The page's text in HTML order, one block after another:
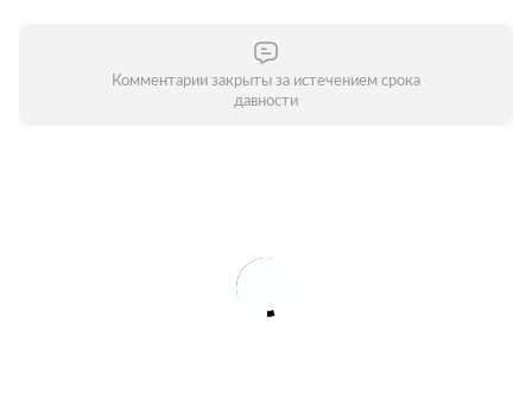
Комментарии закрыты за истечением срока
давности